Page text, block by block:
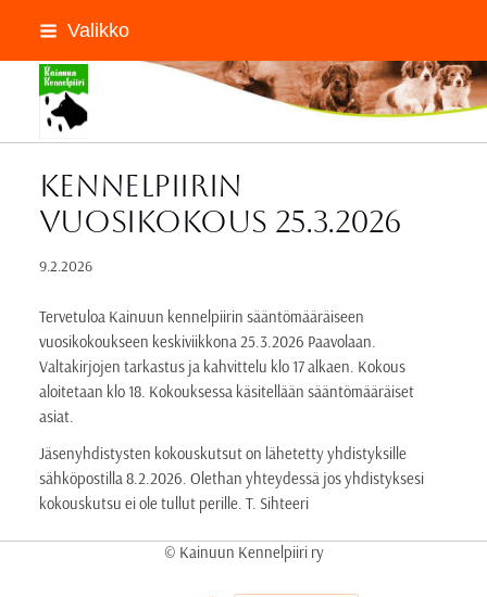
Siirry
sisältöön
Valikko
Kainuun Kennelpiiri ry
Kennelpiirin
vuosikokous 25.3.2026
9.2.2026
Tervetuloa Kainuun kennelpiirin sääntömääräiseen
vuosikokoukseen keskiviikkona 25.3.2026 Paavolaan.
Valtakirjojen tarkastus ja kahvittelu klo 17 alkaen. Kokous
aloitetaan klo 18. Kokouksessa käsitellään sääntömääräiset
asiat.
Jäsenyhdistysten kokouskutsut on lähetetty yhdistyksille
sähköpostilla 8.2.2026. Olethan yhteydessä jos yhdistyksesi
kokouskutsu ei ole tullut perille. T. Sihteeri
© Kainuun Kennelpiiri ry